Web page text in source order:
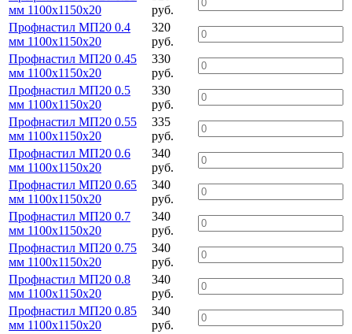
мм 1100х1150х20
руб.
Профнастил МП20 0.4
мм 1100х1150х20
320
руб.
Профнастил МП20 0.45
мм 1100х1150х20
330
руб.
Профнастил МП20 0.5
мм 1100х1150х20
330
руб.
Профнастил МП20 0.55
мм 1100х1150х20
335
руб.
Профнастил МП20 0.6
мм 1100х1150х20
340
руб.
Профнастил МП20 0.65
мм 1100х1150х20
340
руб.
Профнастил МП20 0.7
мм 1100х1150х20
340
руб.
Профнастил МП20 0.75
мм 1100х1150х20
340
руб.
Профнастил МП20 0.8
мм 1100х1150х20
340
руб.
Профнастил МП20 0.85
мм 1100х1150х20
340
руб.